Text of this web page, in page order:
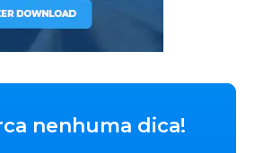
nenhuma dica!